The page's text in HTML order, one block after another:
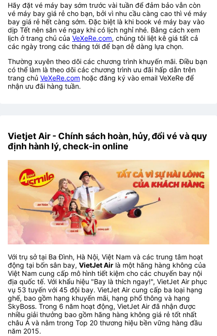
Hãy đặt vé máy bay sớm trước vài tuần để đảm bảo vẫn còn
vé máy bay giá rẻ cho bạn, bởi vì nhu cầu càng cao thì vé máy
bay giá rẻ hết càng sớm. Đặc biệt là khi book vé máy bay vào
dịp Tết nên săn vé ngay khi có lịch nghỉ nhé. Bằng cách xem
lịch ở trang chủ của VeXeRe.com, chúng tôi liệt kê giá tất cả
các ngày trong các tháng tới để bạn dễ dàng lựa chọn.
Thường xuyên theo dõi các chương trình khuyến mãi. Điều bạn
có thể làm là theo dõi các chương trình ưu đãi hấp dẫn trên
trang chủ VeXeRe.com hoặc đăng ký vào email VeXeRe để
nhận ưu đãi hàng tuần.
Vietjet Air - Chính sách hoàn, hủy, đổi vé và quy
định hành lý, check-in online
Với trụ sở tại Ba Đình, Hà Nội, Việt Nam và các trung tâm hoạt
động tại bốn sân bay, VietJet Air là một hãng hàng không của
Việt Nam cung cấp mô hình tiết kiệm cho các chuyến bay nội
địa quốc tế. Với khẩu hiệu "Bay là thích ngay!", VietJet Air phục
vụ 53 tuyến với 45 đội bay. VietJet Air cung cấp ba loại hạng
ghế, bao gồm hạng khuyến mãi, hạng phổ thông và hạng
SkyBoss. Trong 6 năm hoạt động, VietJet Air đã nhận được
nhiều giải thưởng bao gồm hãng hàng không giá rẻ tốt nhất
châu Á và nằm trong Top 20 thương hiệu bền vững hàng đầu
năm 2015.